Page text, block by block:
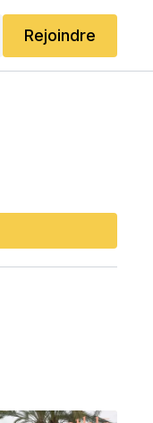
Rejoindre